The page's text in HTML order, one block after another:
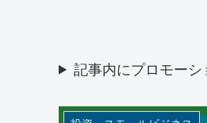
記事内にプロモーシ